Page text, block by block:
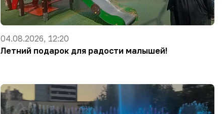
04.08.2026, 12:20
Летний подарок для радости малышей!